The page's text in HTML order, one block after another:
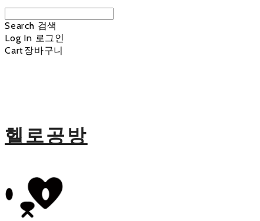
Search 검색
Log In 로그인
Cart장바구니
헬로공방